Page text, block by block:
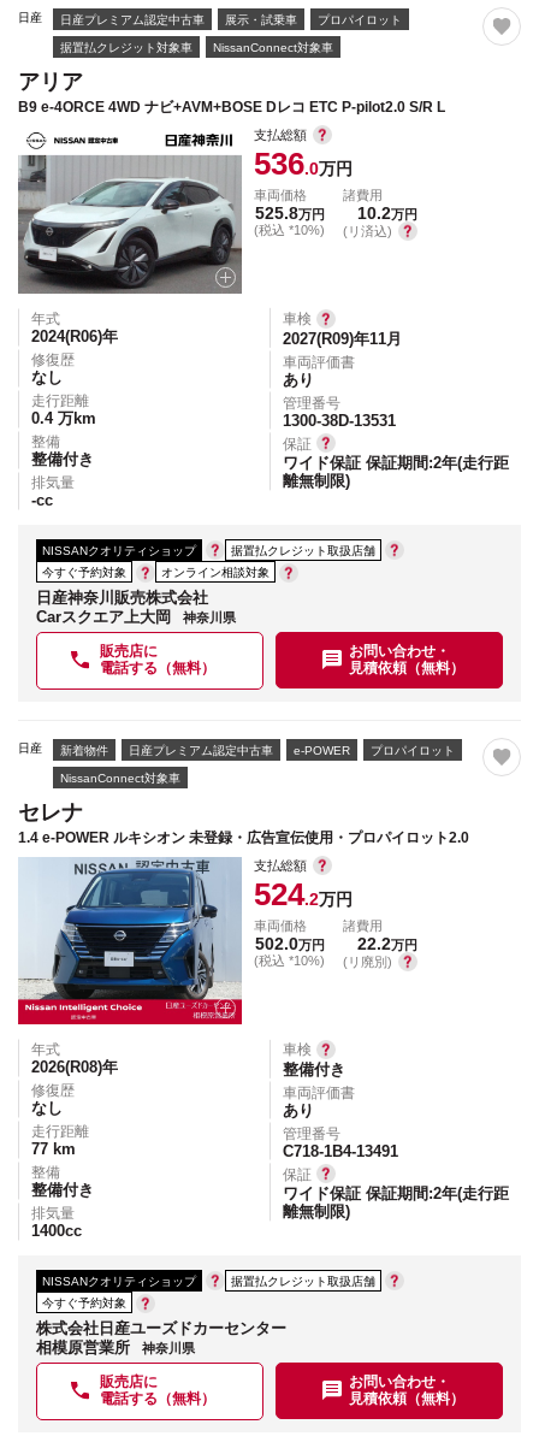
日産 日産プレミアム認定中古車 展示・試乗車 プロパイロット
据置払クレジット対象車 NissanConnect対象車
アリア
B9 e-4ORCE 4WD ナビ+AVM+BOSE Dレコ ETC P-pilot2.0 S/R L
支払総額
536.0万円
車両価格
525.8万円
(税込 *10%)
諸費用
10.2万円
(リ済込)
年式
2024(R06)年
修復歴
なし
走行距離
0.4 万km
整備
整備付き
排気量
-cc
車検
2027(R09)年11月
車両評価書
あり
管理番号
1300-38D-13531
保証
ワイド保証 保証期間:2年(走行距
離無制限)
NISSANクオリティショップ
据置払クレジット取扱店舗
今すぐ予約対象
オンライン相談対象
日産神奈川販売株式会社
Carスクエア上大岡
神奈川県
販売店に
電話する（無料）
お問い合わせ・
見積依頼（無料）
日産 新着物件 日産プレミアム認定中古車 e-POWER プロパイロット
NissanConnect対象車
セレナ
1.4 e-POWER ルキシオン 未登録・広告宣伝使用・プロパイロット2.0
支払総額
524.2万円
車両価格
502.0万円
(税込 *10%)
諸費用
22.2万円
(リ廃別)
年式
2026(R08)年
修復歴
なし
走行距離
77 km
整備
整備付き
排気量
1400cc
車検
整備付き
車両評価書
あり
管理番号
C718-1B4-13491
保証
ワイド保証 保証期間:2年(走行距
離無制限)
NISSANクオリティショップ
据置払クレジット取扱店舗
今すぐ予約対象
株式会社日産ユーズドカーセンター
相模原営業所
神奈川県
販売店に
電話する（無料）
お問い合わせ・
見積依頼（無料）